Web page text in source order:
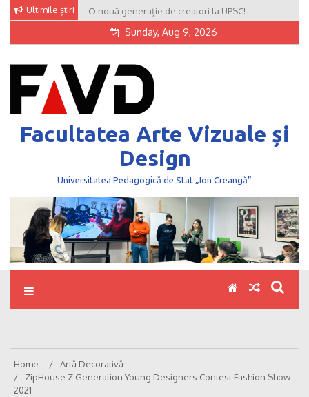
Skip
content
Ultimile știri O nouă generație de creatori la UPSC!
Sunday, Aug 9, 2026
Facultatea Arte Vizuale și
Design
Universitatea Pedagogică de Stat „Ion Creangă”
Home
Artă Decorativă
ZipHouse Z Generation Young Designers Contest Fashion Show
2021